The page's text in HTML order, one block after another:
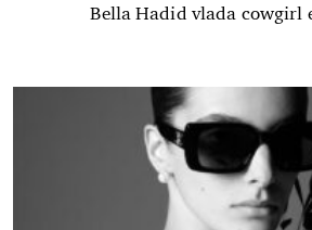
Bella Hadid vlada cowgirl